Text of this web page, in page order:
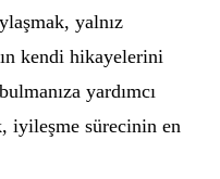
yalnız
kendi hikayelerini
yardımcı
iyileşme sürecinin en